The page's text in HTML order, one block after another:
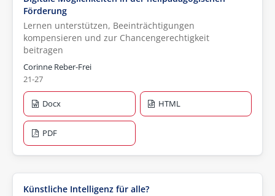
Förderung
Lernen unterstützen, Beeinträchtigungen
kompensieren und zur Chancengerechtigkeit
beitragen
Corinne Reber-Frei
21-27
Docx HTML
PDF
Künstliche Intelligenz für alle?